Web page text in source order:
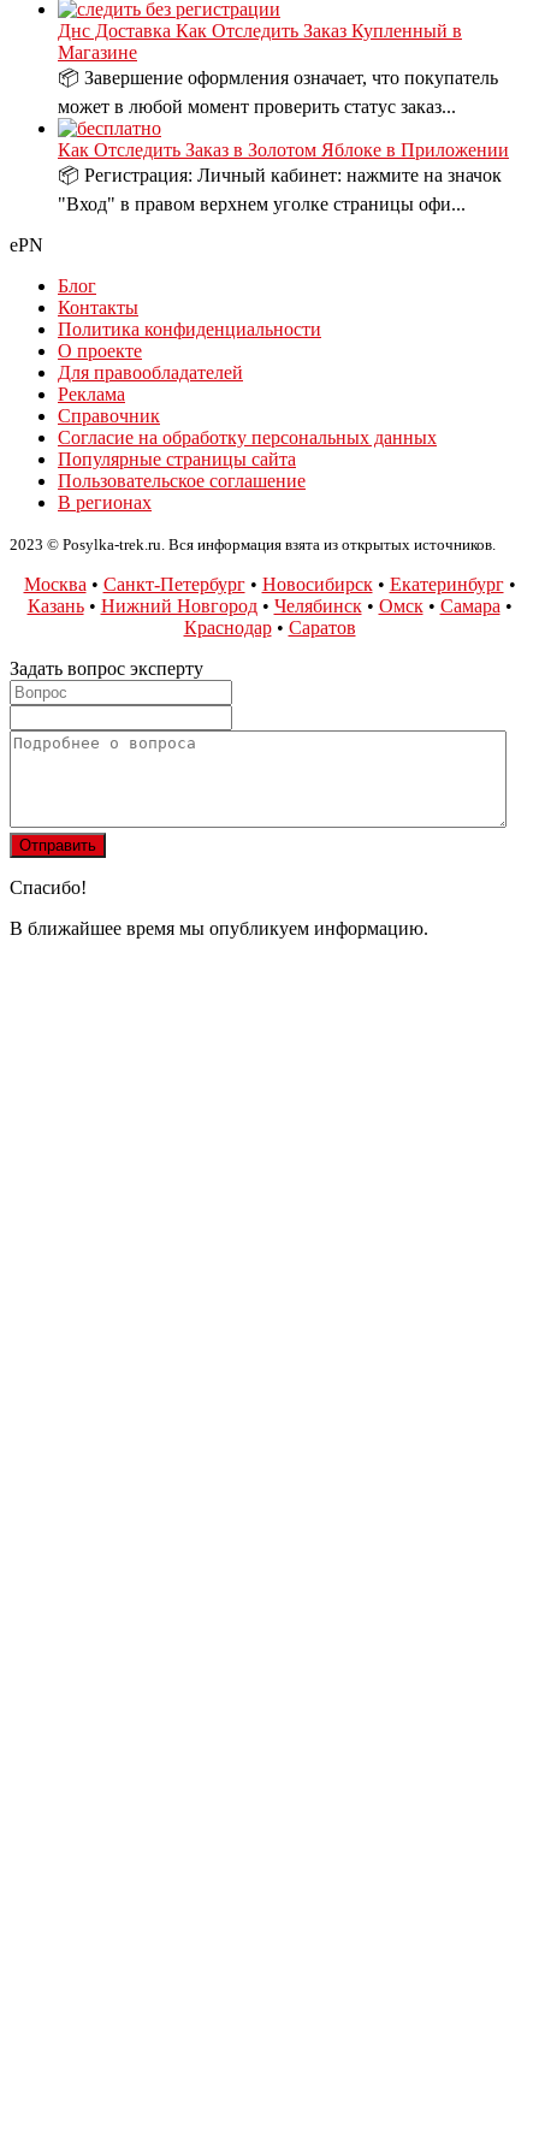
Днс Доставка Как Отследить Заказ Купленный в
Магазине
📦 Завершение оформления означает, что покупатель
может в любой момент проверить статус заказ...
Как Отследить Заказ в Золотом Яблоке в Приложении
📦 Регистрация: Личный кабинет: нажмите на значок
"Вход" в правом верхнем уголке страницы офи...
ePN
Блог
Контакты
Политика конфиденциальности
О проекте
Для правообладателей
Реклама
Справочник
Согласие на обработку персональных данных
Популярные страницы сайта
Пользовательское соглашение
В регионах
2023 © Posylka-trek.ru. Вся информация взята из открытых источников.
Москва • Санкт-Петербург• Новосибирск• Екатеринбург•
Казань• Нижний Новгород• Челябинск• Омск• Самара •
Краснодар• Саратов
Задать вопрос эксперту
Спасибо!
В ближайшее время мы опубликуем информацию.